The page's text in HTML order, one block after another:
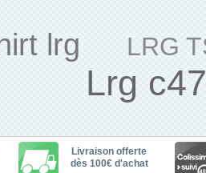
lrg LRG
Lrg c47
Livraison offerte
dès 100€ d'achat